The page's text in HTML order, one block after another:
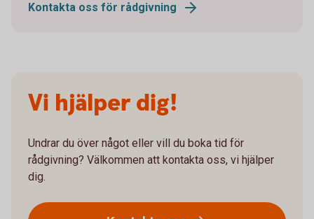
Kontakta oss för rådgivning
Vi hjälper dig!
Undrar du över något eller vill du boka tid för
rådgivning? Välkommen att kontakta oss, vi hjälper
dig.